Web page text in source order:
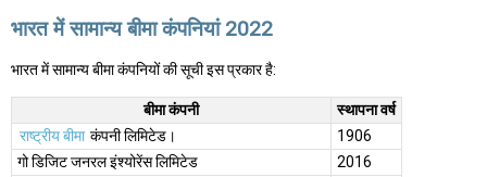
भारत में सामान्य बीमा कंपनियां 2022
भारत में सामान्य बीमा कंपनियों की सूची इस प्रकार है:
बीमा कंपनी
स्थापना वर्ष
राष्ट्रीय बीमा कंपनी लिमिटेड।
1906
गो डिजिट जनरल इंश्योरेंस लिमिटेड
2016